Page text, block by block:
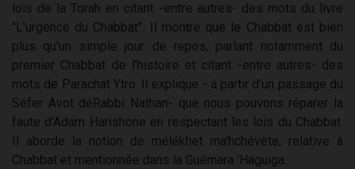
lois de la Torah en citant -entre autres- des mots du livre
"L'urgence du Chabbat". Il montre que le Chabbat est bien
plus qu'un simple jour de repos, parlant notamment du
premier Chabbat de l'histoire et citant -entre autres- des
mots de Parachat Ytro. Il explique - à partir d'un passage du
Séfer Avot déRabbi Nathan- que nous pouvons réparer la
faute d'Adam Harishone en respectant les lois du Chabbat.
Il aborde la notion de mélékhet ma'hchévète, relative à
Chabbat et mentionnée dans la Guémara 'Haguiga...